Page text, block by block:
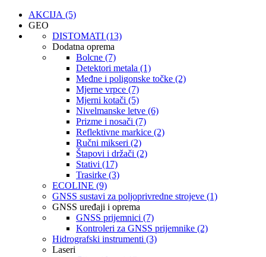
AKCIJA (5)
GEO
DISTOMATI (13)
Dodatna oprema
Bolcne (7)
Detektori metala (1)
Međne i poligonske točke (2)
Mjerne vrpce (7)
Mjerni kotači (5)
Nivelmanske letve (6)
Prizme i nosači (7)
Reflektivne markice (2)
Ručni mikseri (2)
Štapovi i držači (2)
Stativi (17)
Trasirke (3)
ECOLINE (9)
GNSS sustavi za poljoprivredne strojeve (1)
GNSS uređaji i oprema
GNSS prijemnici (7)
Kontroleri za GNSS prijemnike (2)
Hidrografski instrumenti (3)
Laseri